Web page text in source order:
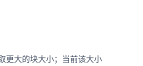
更大的块大小；当前该大小